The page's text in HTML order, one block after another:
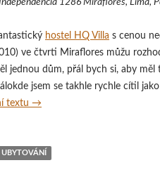
1286 Miraflores, Lima,
hostel HQ Villa s cenou
ve čtvrti Miraflores můžu
jednou dům, přál bych si, aby měl
jsem se takhle rychle cítil
textu Hostel HQ Villa, Lima, Peru
→
UBYTOVÁNÍ